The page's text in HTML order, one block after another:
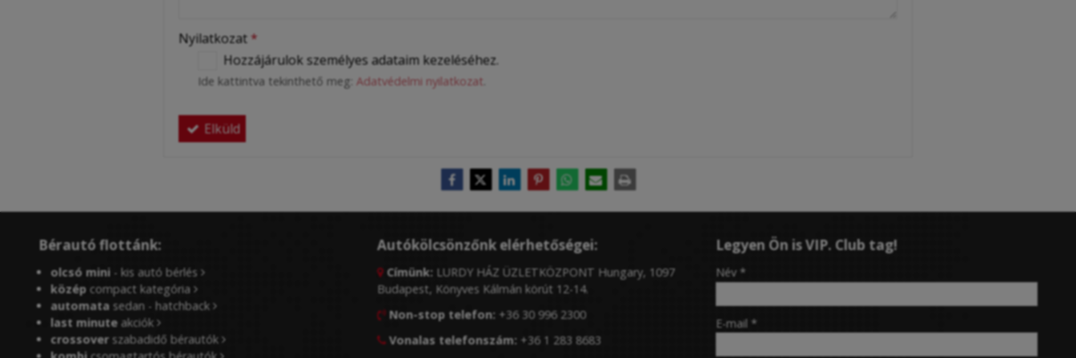
Nyilatkozat *
Hozzájárulok személyes adataim kezeléséhez.
Ide kattintva tekinthető meg: Adatvédelmi nyilatkozat
Elküld
Bérautó flottánk:
olcsó mini- kis autó bérlés
középcompact kategória
automatasedan - hatchback
last minuteakciók
crossoverszabadidő bérautók
Autókölcsönzőnk elérhetőségei:
 Címünk: LURDY HÁZ ÜZLETKÖZPONT Hungary, 1097
Budapest, Könyves Kálmán körút 12-14.
 Non-stop telefon: +36 30 996 2300
 Vonalas telefonszám: +36 1 283 8683
Legyen Ön is VIP. Club tag!
-
-
Név *
E-mail *